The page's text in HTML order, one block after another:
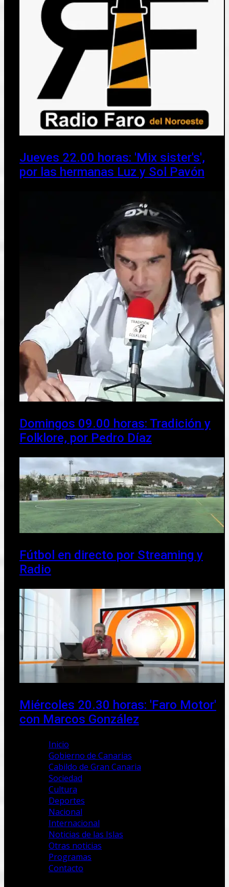
Jueves 22.00 horas: 'Mix sister's',
por las hermanas Luz y Sol Pavón
Domingos 09.00 horas: Tradición y
Folklore, por Pedro Díaz
Fútbol en directo por Streaming y
Radio
Miércoles 20.30 horas: 'Faro Motor'
con Marcos González
Inicio
Gobierno de Canarias
Cabildo de Gran Canaria
Sociedad
Cultura
Deportes
Nacional
Internacional
Noticias de las Islas
Otras noticias
Programas
Contacto